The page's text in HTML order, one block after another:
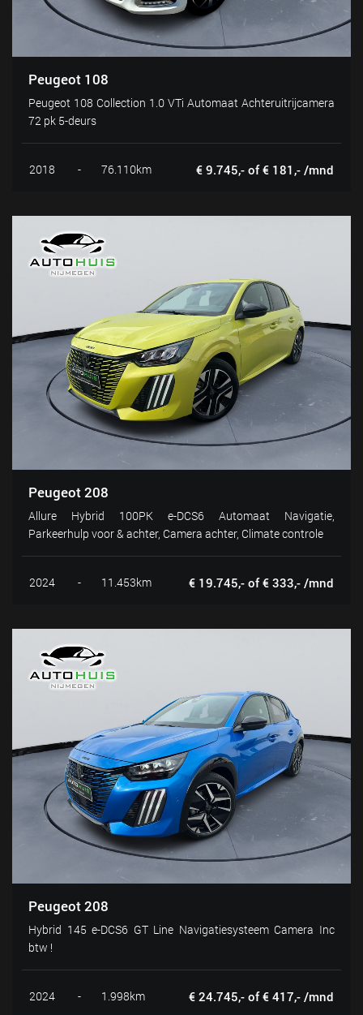
Peugeot 108
Peugeot 108 Collection 1.0 VTi Automaat Achteruitrijcamera
72 pk 5-deurs
2018 - 76.110km € 9.745,- of € 181,- /mnd
Peugeot 208
Allure Hybrid 100PK e-DCS6 Automaat Navigatie,
Parkeerhulp voor & achter, Camera achter, Climate controle
2024 - 11.453km € 19.745,- of € 333,- /mnd
Peugeot 208
Hybrid 145 e-DCS6 GT Line Navigatiesysteem Camera Inc
btw !
2024 - 1.998km € 24.745,- of € 417,- /mnd